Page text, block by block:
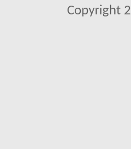
Copyright